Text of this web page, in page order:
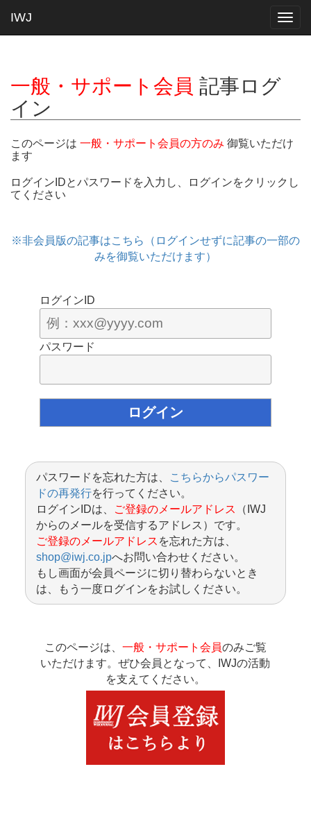
IWJ
一般・サポート会員 記事ログ
イン
このページは 一般・サポート会員の方のみ 御覧いただけ
ます
ログインIDとパスワードを入力し、ログインをクリックし
てください
※非会員版の記事はこちら（ログインせずに記事の一部の
みを御覧いただけます）
ログインID
パスワード
パスワードを忘れた方は、
こちらからパスワー
ドの再発行を行ってください。
ログインIDは、
ご登録のメールアドレス
（IWJ
からのメールを受信するアドレス）です。
ご登録のメールアドレス を忘れた方は、
shop@iwj.co.jpへお問い合わせください。
もし画面が会員ページに切り替わらないとき
は、もう一度ログインをお試しください。
このページは、 一般・サポート会員のみご覧
いただけます。ぜひ会員となって、IWJの活動
を支えてください。